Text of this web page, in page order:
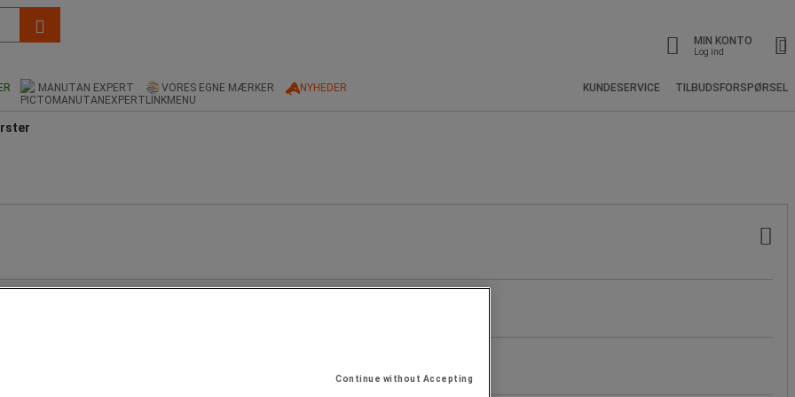
MIN KONTO
Log ind
MANUTAN EXPERT VORES EGNE MÆRKER NYHEDER KUNDESERVICE TILBUDSFORSPØRSEL
Continue without Accepting